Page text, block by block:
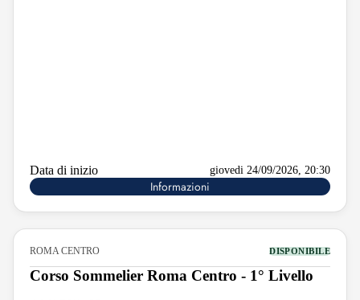
Data di inizio giovedi 24/09/2026, 20:30
Informazioni
ROMA CENTRO DISPONIBILE
Corso Sommelier Roma Centro - 1° Livello